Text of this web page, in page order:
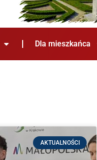
Dla mieszkańca
AKTUALNOŚCI